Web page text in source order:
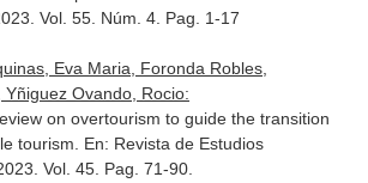
Vol. 55. Núm. 4. Pag. 1-17
Eva Maria, Foronda Robles,
Yñiguez Ovando, Rocio:
on overtourism to guide the transition
tourism. En: Revista de Estudios
Vol. 45. Pag. 71-90.